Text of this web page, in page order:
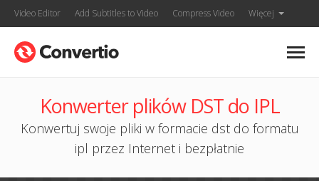
Video Editor Add Subtitles to Video Compress Video Więcej
Konwerter plików DST do IPL
Konwertuj swoje pliki w formacie dst do formatu
ipl przez Internet i bezpłatnie